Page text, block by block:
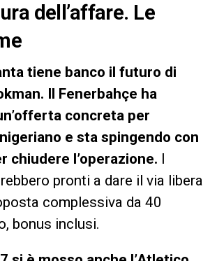
dell’affare. Le
tiene banco il futuro di
Il Fenerbahçe ha
concreta per
e sta spingendo con
chiudere l’operazione.
pronti a dare il via libera
complessiva da 40
bonus inclusi.